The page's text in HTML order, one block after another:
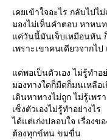
เคยเข้าใจอะไร กลับไปไ
มองไม่เห็นคำตอบ หาหน
ค่วันนี้มันเจ็บเหมือนหัน
เพราะเขาคนเดียวจากไป
ต่พอเป็นตัวเอง ไม่รู้ทำอ
มองทางใดก็มืดก็มนเหลือ
เดินหาทางไม่ถูก ไม่รู้เพร
เซ็งตัวเองไม่รู้ทำอย่างไร
ได้แต่เก่งปลอบใจ เรื่องข
ต้องทุกข์ทน ขมขื่น